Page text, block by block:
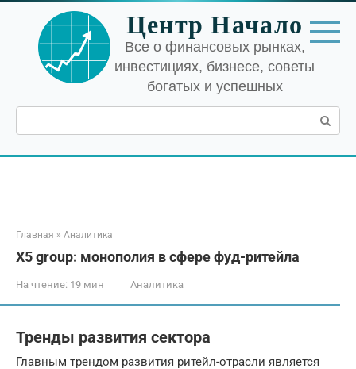
Перейти
контенту
Центр Начало
Все о финансовых рынках,
инвестициях, бизнесе, советы
богатых и успешных
Поиск:
Главная » Аналитика
X5 group: монополия в сфере фуд-ритейла
На чтение: 19 мин Аналитика
Тренды развития сектора
Главным трендом развития ритейл-отрасли является